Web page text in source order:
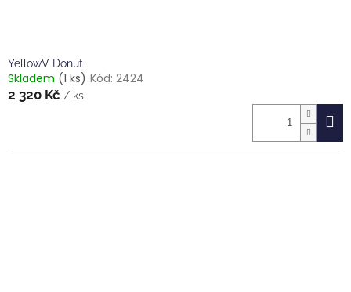
YellowV Donut
Skladem (1 ks) Kód: 2424
2 320 Kč / ks